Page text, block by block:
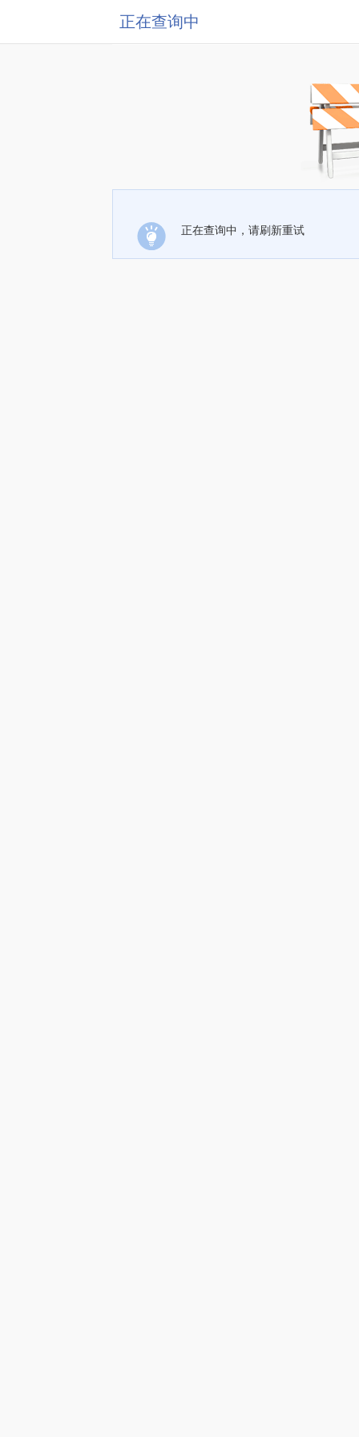
正在查询中
正在查询中，请刷新重试